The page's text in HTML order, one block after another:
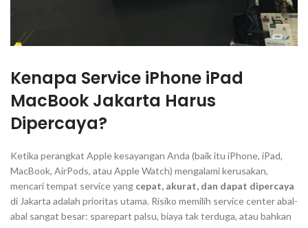
Kenapa Service iPhone iPad
MacBook Jakarta Harus
Dipercaya?
Ketika perangkat Apple kesayangan Anda (baik itu iPhone, iPad,
MacBook, AirPods, atau Apple Watch) mengalami kerusakan,
mencari tempat service yang cepat, akurat, dan dapat dipercaya
di Jakarta adalah prioritas utama. Risiko memilih service center abal-
abal sangat besar: sparepart palsu, biaya tak terduga, atau bahkan